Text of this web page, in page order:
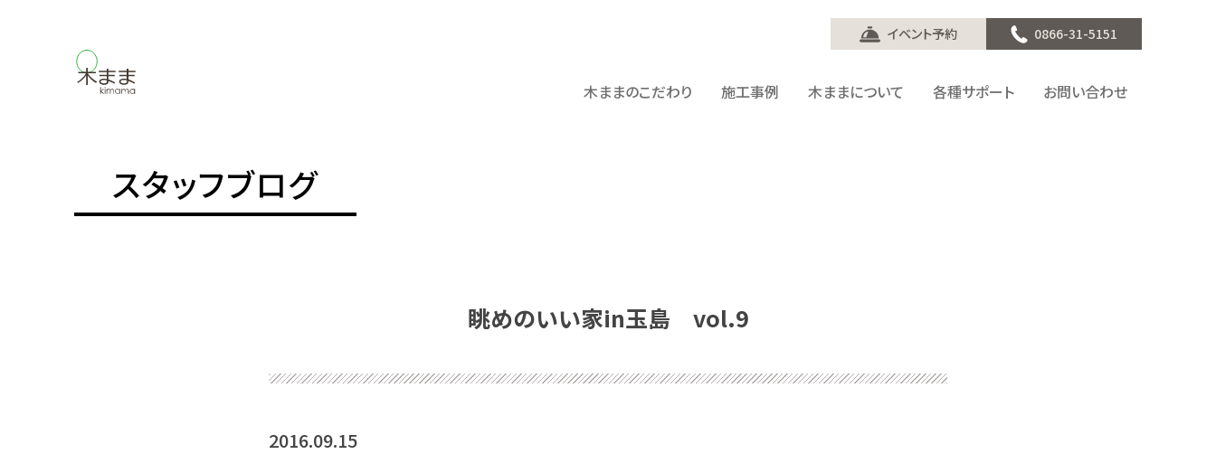
イベント予約 0866-31-5151
木ままのこだわり 施工事例 木ままについて 各種サポート お問い合わせ
スタッフブログ
眺めのいい家in玉島 vol.9
2016.09.15